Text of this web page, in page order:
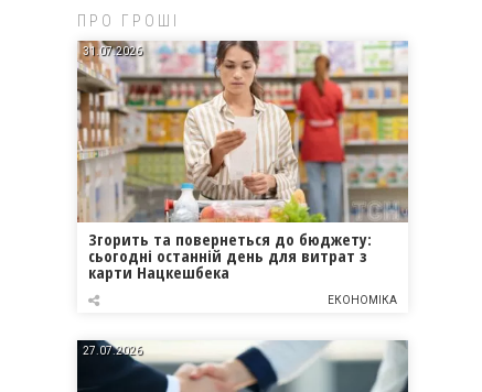
ПРО ГРОШІ
31.07.2026
Згорить та повернеться до бюджету:
сьогодні останній день для витрат з
карти Нацкешбека
ЕКОНОМІКА
27.07.2026